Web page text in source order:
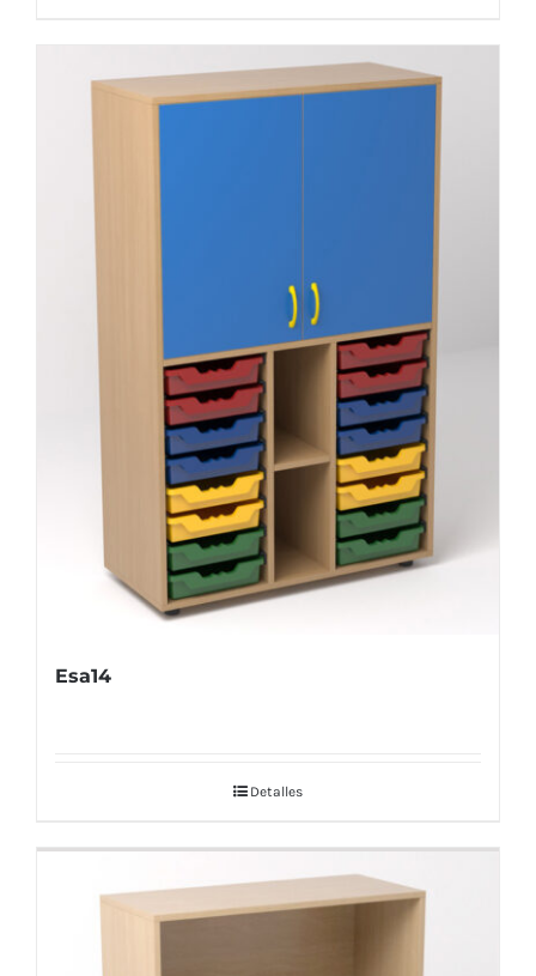
Esa14
Detalles